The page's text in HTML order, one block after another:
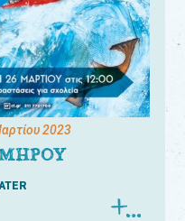
2023